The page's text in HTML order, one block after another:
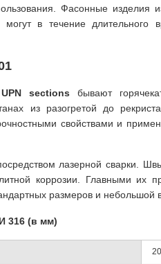
Фасонные изделия
в течение длительного
sections бывают
из разогретой до
свойствами и
лазерной сварки.
коррозии. Главными их
размеров и небольшой
316 (в мм)